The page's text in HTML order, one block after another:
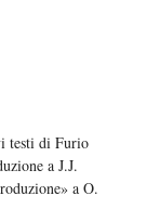
testi di Furio
a J.J.
a O.